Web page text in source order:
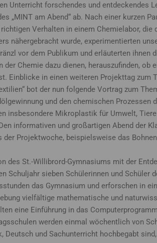
Unterricht forschendes und entdeckendes
„MINT am Abend“ ab. Nach einer kurzen
Verhalten in einem Chemielabor, die
nähergebracht wurde, experimentierten
vor dem Publikum und erläuterten ihnen
der Chemie dazu dienen, herauszufinden, ob
Einblicke in einen weiteren Projekttag zum
bot der nun folgende Vortrag zum
und den chemischen Prozessen
insbesondere Mikroplastik für Umwelt,
informativen und großartigen Abend der
der Projektwoche, beispielsweise das
des St.-Willibrord-Gymnasiums mit der
Schuljahr sieben Schülerinnen und Schüler
das Gymnasium und erforschen in
vielfältige mathematische und
eine Einführung in das
werden einmal wöchentlich von
Deutsch und Sachunterricht hochbegabt